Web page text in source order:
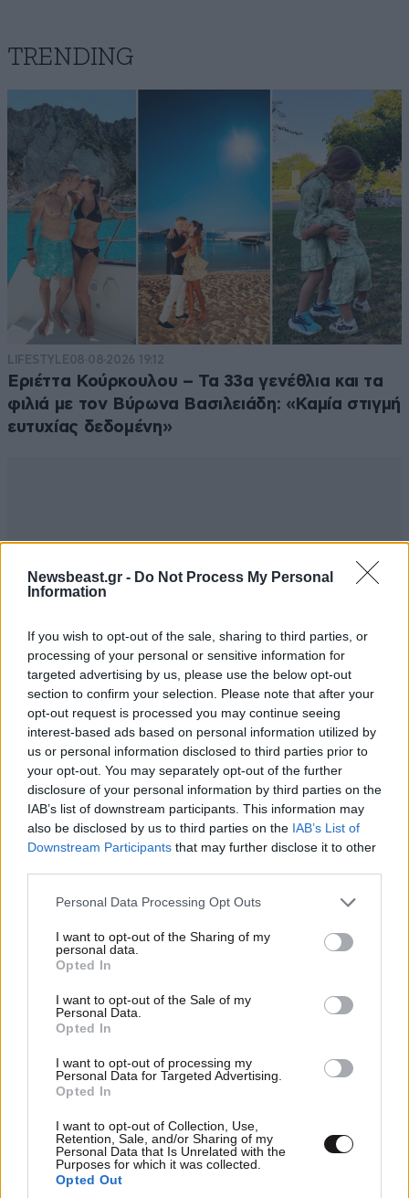
Newsbeast.gr - Do Not Process My Personal
Information
If you wish to opt-out of the sale, sharing to third parties, or
processing of your personal or sensitive information for
targeted advertising by us, please use the below opt-out
section to confirm your selection. Please note that after your
opt-out request is processed you may continue seeing
interest-based ads based on personal information utilized by
us or personal information disclosed to third parties prior to
your opt-out. You may separately opt-out of the further
disclosure of your personal information by third parties on the
IAB’s list of downstream participants. This information may
also be disclosed by us to third parties on the IAB’s List of
Downstream Participants that may further disclose it to other
Please note that this website/app uses one or more Google
not limited to your visit or usage behaviour. You may click to
grant or deny consent to Google and its third-party tags to
use your data for below specified purposes in below Google
consent section.
Personal Data Processing Opt Outs
I want to opt-out of the Sharing of my
personal data.
Opted In
I want to opt-out of the Sale of my
Personal Data.
Opted In
I want to opt-out of processing my
Personal Data for Targeted Advertising.
Opted In
I want to opt-out of Collection, Use,
Retention, Sale, and/or Sharing of my
Personal Data that Is Unrelated with the
Purposes for which it was collected.
Opted Out
TRENDING
LIFESTYLE08·08·2026 19:12
Εριέττα Κούρκουλου – Τα 33α γενέθλια και τα
φιλιά με τον Βύρωνα Βασιλειάδη: «Καμία στιγμή
ευτυχίας δεδομένη»